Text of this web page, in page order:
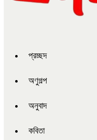
প্রচ্ছদ
অণুগল্প
অনুবাদ
কবিতা